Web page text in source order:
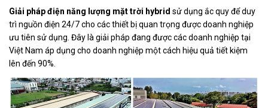
Gia
Group
thiệu
Tin
tức
Giải pháp điện năng lượng mặt trời hybrid sử dụng ắc quy để duy
trì nguồn điện 24/7 cho các thiết bị quan trọng được doanh nghiệp
ưu tiên sử dụng. Đây là giải pháp đang được các doanh nghiệp tại
Việt Nam áp dụng cho doanh nghiệp một cách hiệu quả tiết kiệm
lên đến 90%.